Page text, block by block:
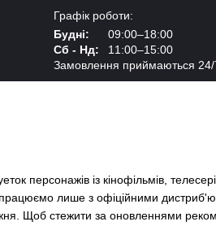
Графік роботи:
Будні:
09:00–18:00
Сб - Нд:
11:00–15:00
Замовлення приймаються 24/
персонажів із кінофільмів,
лише з офіційними
Щоб стежити за оновленнями